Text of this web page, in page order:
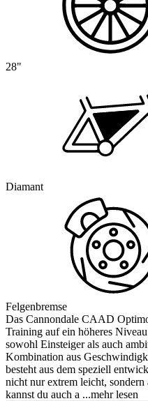
28"
Diamant
Felgenbremse
Das Cannondale CAAD
Training auf ein höheres
sowohl Einsteiger als auch
Kombination aus
besteht aus dem speziell
nicht nur extrem leicht,
kannst du auch a ...mehr lesen